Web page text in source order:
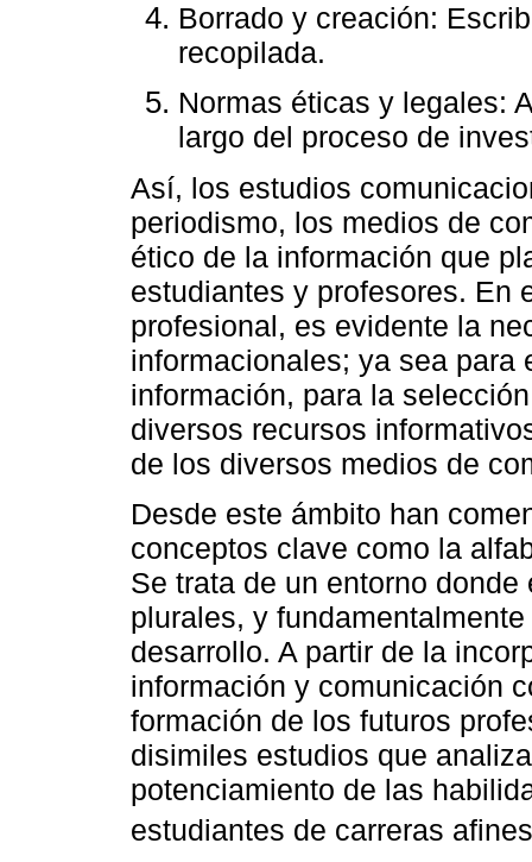
Borrado y creación:
recopilada.
Normas éticas y legales:
largo del proceso de
Así, los estudios
periodismo, los medios de
ético de la información que
estudiantes y profesores. En
profesional, es evidente la
informacionales; ya sea para
información, para la
diversos recursos
de los diversos medios de
Desde este ámbito han
conceptos clave como la
Se trata de un entorno
plurales, y
desarrollo. A partir de la
información y comunicación
formación de los futuros
disimiles estudios que
potenciamiento de las
estudiantes de carreras